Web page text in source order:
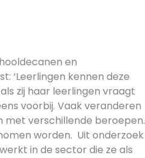
en
‘Leerlingen kennen deze
zij haar leerlingen vraagt
voorbij. Vaak veranderen
met verschillende beroepen.
worden. Uit onderzoek
in de sector die ze als